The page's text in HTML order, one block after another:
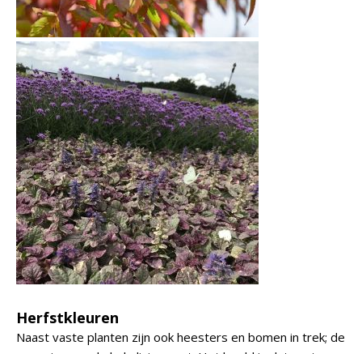
Herfstkleuren
Naast vaste planten zijn ook heesters en bomen in trek; de